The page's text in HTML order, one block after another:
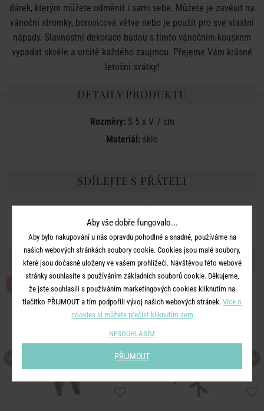
dárek, kterým můžete odměnit i sami sebe. Můžete je zavěsit na
vánoční stromky, borovicové větve nebo je použít pro své vlastní
nápady. Slavnostní dekorace budou s tímto vánočním kouskem
vypadat skvěle a určitě každého zaujmou. Přejeme Vám krásné
letošní svátky!
DETAILY PRODUKTU
Rozměry:Š 5 x V 7 cm
Materiál: sklo
SDÍLEJTE S PŘÁTELI
DALŠÍ PRODUKTY ZE SÉRIE
NOVÉ!
Aby vše dobře fungovalo...
Aby bylo nakupování u nás opravdu pohodlné a snadné, používáme na
našich webových stránkách soubory cookie. Cookies jsou malé soubory,
které jsou dočasně uloženy ve vašem prohlížeči. Návštěvou této webové
stránky souhlasíte s používáním základních souborů cookie. Děkujeme,
že jste souhlasili s používáním marketingových cookies kliknutím na
tlačítko PŘIJMOUT a tím podpořili vývoj našich webových stránek. Více o
cookies si můžete přečíst kliknutím sem
NESOUHLASÍM
PŘIJMOUT